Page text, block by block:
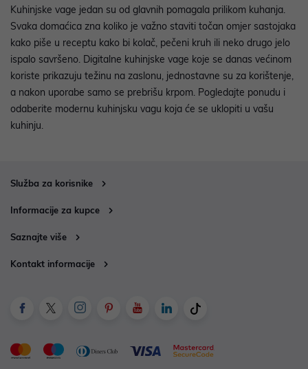
Kuhinjske vage jedan su od glavnih pomagala prilikom kuhanja.
Svaka domaćica zna koliko je važno staviti točan omjer sastojaka
kako piše u receptu kako bi kolač, pečeni kruh ili neko drugo jelo
ispalo savršeno. Digitalne kuhinjske vage koje se danas većinom
koriste prikazuju težinu na zaslonu, jednostavne su za korištenje,
a nakon uporabe samo se prebrišu krpom. Pogledajte ponudu i
odaberite modernu kuhinjsku vagu koja će se uklopiti u vašu
kuhinju.
Služba za korisnike
Informacije za kupce
Saznajte više
Kontakt informacije